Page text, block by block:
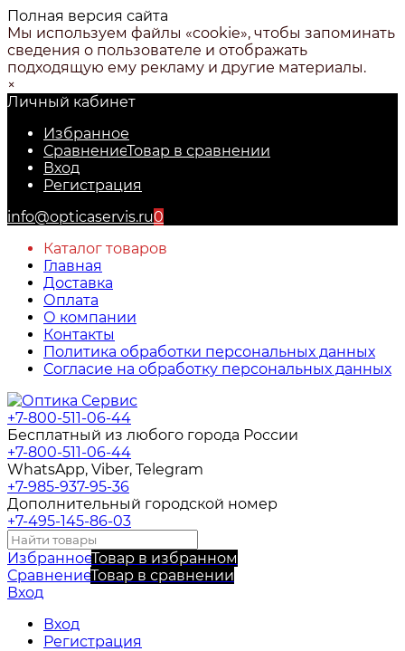
Полная версия сайта
Мы используем файлы «cookie», чтобы запоминать
сведения о пользователе и отображать
подходящую ему рекламу и другие материалы.
×
Личный кабинет
Избранное
СравнениеТовар в сравнении
Вход
Регистрация
info@opticaservis.ru0
Каталог товаров
Главная
Доставка
Оплата
О компании
Контакты
Политика обработки персональных данных
Согласие на обработку персональных данных
+7-800-511-06-44
Бесплатный из любого города России
+7-800-511-06-44
WhatsApp, Viber, Telegram
+7-985-937-95-36
Дополнительный городской номер
+7-495-145-86-03
ИзбранноеТовар в избранном
СравнениеТовар в сравнении
Вход
Вход
Регистрация